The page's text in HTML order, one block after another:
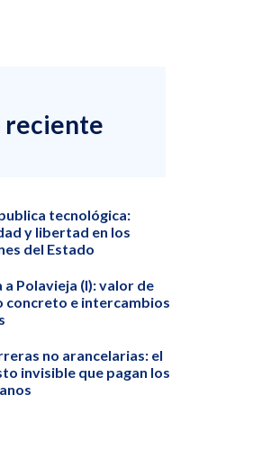
reciente
tecnológica:
y libertad en los
del Estado
a Polavieja (I): valor de
concreto e intercambios
no arancelarias: el
invisible que pagan los